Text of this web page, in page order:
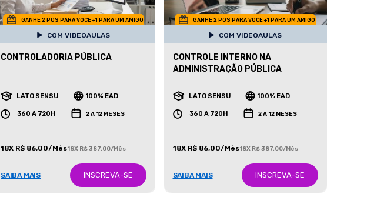
GANHE 2 POS PARA VOCE +1 PARA UM AMIGO
COM VIDEOAULAS
CONTROLADORIA PÚBLICA
LATO SENSU 100% EAD
360 A 720H 2 A 12 MESES
18X R$ 86,00/Mês18X R$ 387,00/Mês
SAIBA MAIS INSCREVA-SE
GANHE 2 POS PARA VOCE +1 PARA UM AMIGO
COM VIDEOAULAS
CONTROLE INTERNO NA
ADMINISTRAÇÃO PÚBLICA
LATO SENSU 100% EAD
360 A 720H 2 A 12 MESES
18X R$ 86,00/Mês18X R$ 387,00/Mês
SAIBA MAIS INSCREVA-SE